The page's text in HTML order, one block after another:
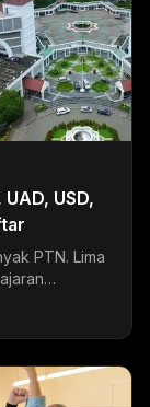
USD,
PTN. Lima